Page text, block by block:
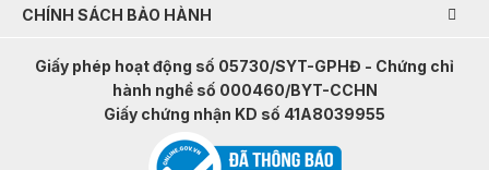
CHÍNH SÁCH BẢO HÀNH
Giấy phép hoạt động số 05730/SYT-GPHĐ - Chứng chỉ
hành nghề số 000460/BYT-CCHN
Giấy chứng nhận KD số 41A8039955